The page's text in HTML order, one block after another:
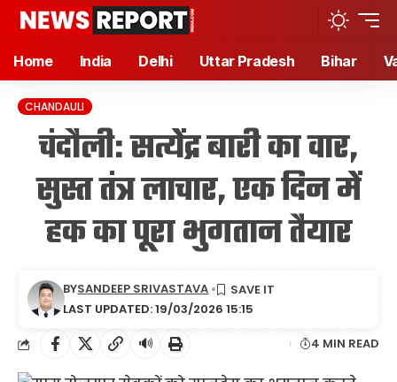
Home India Delhi Uttar Pradesh Bihar
CHANDAULI
चंदौली: सत्येंद्र बारी का वार,
सुस्त तंत्र लाचार, एक दिन में
हक का पूरा भुगतान तैयार
LAST UPDATED: 19/03/2026 15:15
BYSANDEEP SRIVASTAVA
🔊 4 MIN READ